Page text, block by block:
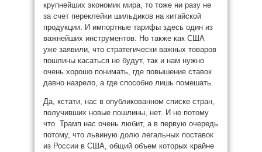
крупнейших экономик мира, то тоже ни разу не
за счет переклейки шильдиков на китайской
продукции. И импортные тарифы здесь один из
важнейших инструментов. Но также как США
уже заявили, что стратегически важных товаров
пошлины касаться не будут, так и нам нужно
очень хорошо понимать, где повышение ставок
давно назрело, а где способно лишь помешать.
Да, кстати, нас в опубликованном списке стран,
получивших новые пошлины, нет. И не потому
что Трамп нас очень любит, а в первую очередь
потому, что львиную долю легальных поставок
из России в США, общий объем которых крайне